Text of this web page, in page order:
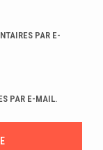
PAR E-
PAR E-MAIL.